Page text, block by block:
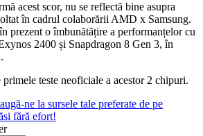
acest scor, nu se reflectă bine asupra
în cadrul colaborării AMD x Samsung.
prezent o îmbunătățire a performanțelor cu
2400 și Snapdragon 8 Gen 3, în
teste neoficiale a acestor 2 chipuri.
ne la sursele tale preferate de pe
fără efort!